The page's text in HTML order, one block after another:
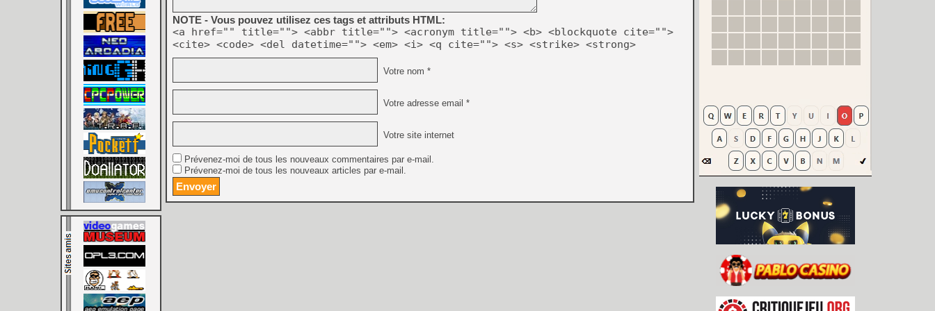
NOTE - Vous pouvez utilisez ces tags et attributs HTML:
<a href="" title=""> <abbr title=""> <acronym title=""> <b> <blockquote cite="">
<cite> <code> <del datetime=""> <em> <i> <q cite=""> <s> <strike> <strong>
Votre nom *
Votre adresse email *
Votre site internet
Prévenez-moi de tous les nouveaux commentaires par e-mail.
Prévenez-moi de tous les nouveaux articles par e-mail.